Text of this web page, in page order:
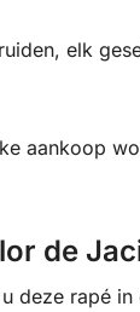
elk
aankoop
de
deze rapé